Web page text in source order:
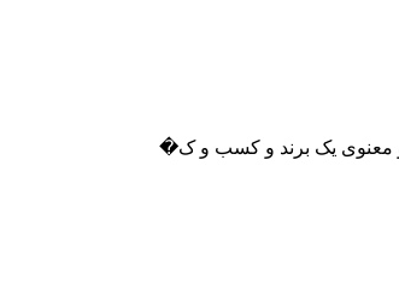
و معنوی یک برند و کسب و ک�